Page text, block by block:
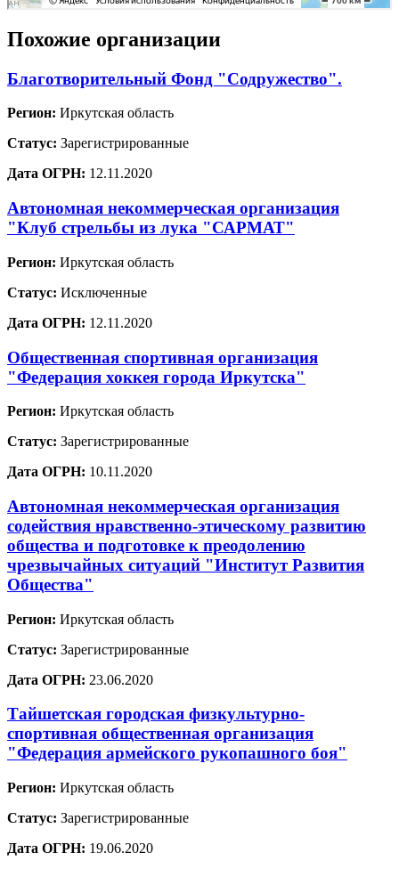
Похожие организации
Благотворительный Фонд "Содружество".
Регион: Иркутская область
Статус: Зарегистрированные
Дата ОГРН: 12.11.2020
Автономная некоммерческая организация
"Клуб стрельбы из лука "САРМАТ"
Регион: Иркутская область
Статус: Исключенные
Дата ОГРН: 12.11.2020
Общественная спортивная организация
"Федерация хоккея города Иркутска"
Регион: Иркутская область
Статус: Зарегистрированные
Дата ОГРН: 10.11.2020
Автономная некоммерческая организация
содействия нравственно-этическому развитию
общества и подготовке к преодолению
чрезвычайных ситуаций "Институт Развития
Общества"
Регион: Иркутская область
Статус: Зарегистрированные
Дата ОГРН: 23.06.2020
Тайшетская городская физкультурно-
спортивная общественная организация
"Федерация армейского рукопашного боя"
Регион: Иркутская область
Статус: Зарегистрированные
Дата ОГРН: 19.06.2020